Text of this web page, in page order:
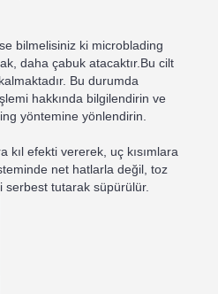
bilmelisiniz ki microblading
daha çabuk atacaktır.Bu cilt
Bu durumda
hakkında bilgilendirin ve
yöntemine yönlendirin.
kıl efekti vererek, uç kısımlara
net hatlarla değil, toz
serbest tutarak süpürülür.